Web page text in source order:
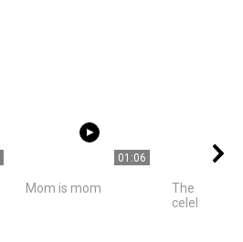
01:06
Mom is mom
The best
celebrities